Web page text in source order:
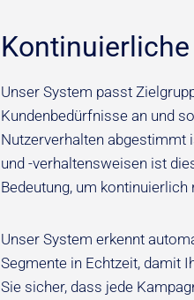
Unser System passt
Kundenbedürfnisse an und
Nutzerverhalten abgestimmt
und -verhaltensweisen ist
Bedeutung, um
Unser System erkennt
Segmente in Echtzeit, damit
Sie sicher, dass jede